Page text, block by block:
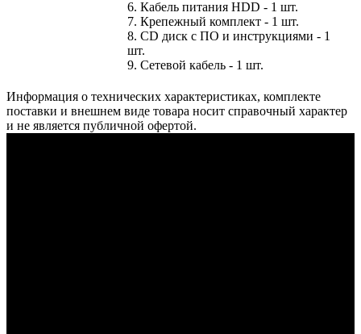
6. Кабель питания HDD - 1 шт.
7. Крепежный комплект - 1 шт.
8. CD диск с ПО и инструкциями - 1
шт.
9. Сетевой кабель - 1 шт.
Информация о технических характеристиках, комплекте
поставки и внешнем виде товара носит справочный характер
и не является публичной офертой.